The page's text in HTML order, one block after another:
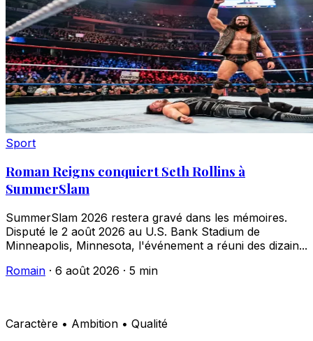
Sport
Roman Reigns conquiert Seth Rollins à
SummerSlam
SummerSlam 2026 restera gravé dans les mémoires.
Disputé le 2 août 2026 au U.S. Bank Stadium de
Minneapolis, Minnesota, l'événement a réuni des dizain...
Romain · 6 août 2026 · 5 min
Caractère • Ambition • Qualité